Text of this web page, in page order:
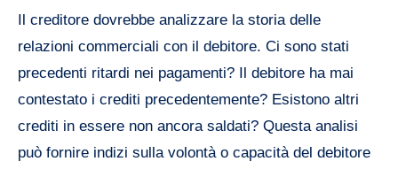
Il creditore dovrebbe analizzare la storia delle
relazioni commerciali con il debitore. Ci sono stati
precedenti ritardi nei pagamenti? Il debitore ha mai
contestato i crediti precedentemente? Esistono altri
crediti in essere non ancora saldati? Questa analisi
può fornire indizi sulla volontà o capacità del debitore